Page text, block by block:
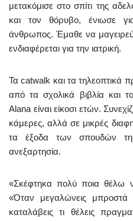
μετακόμισε στο σπίτι της
και τον θόρυβο, ένιωσε
άνθρωπος. Έμαθε να
ενδιαφέρεται για την ιατρική.
Τα catwalk και τα τηλεοπτικά
από τα σχολικά βιβλία και
Alana είναι είκοσι ετών.
κάμερες, αλλά σε μικρές
τα έξοδα των σπουδών
ανεξαρτησία.
«Σκέφτηκα πολύ ποια θέλω
«Όταν μεγαλώνεις μπροστά
καταλάβεις τι θέλεις